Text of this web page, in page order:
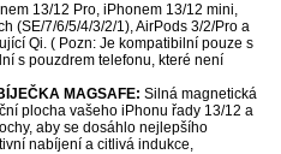
13/12 Pro, iPhonem 13/12 mini,
(SE/7/6/5/4/3/2/1), AirPods 3/2/Pro a
Qi. ( Pozn: Je kompatibilní pouze s
s pouzdrem telefonu, které není
MAGSAFE: Silná magnetická
plocha vašeho iPhonu řady 13/12 a
aby se dosáhlo nejlepšího
nabíjení a citlivá indukce,